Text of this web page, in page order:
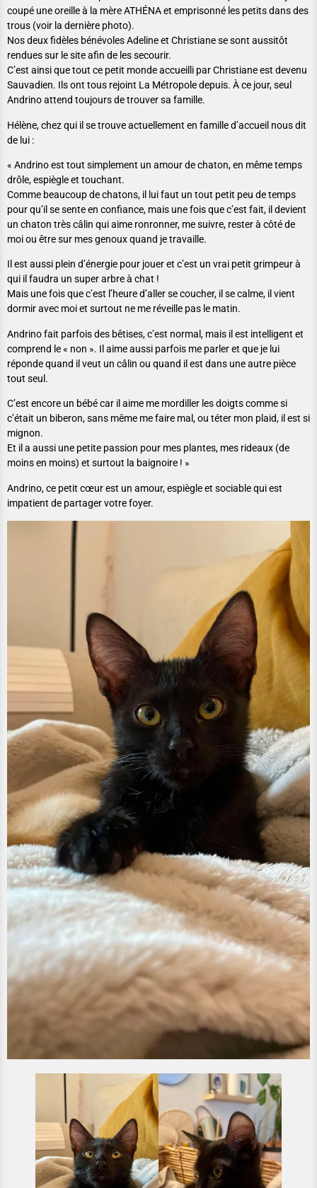
coupé une oreille à la mère ATHÉNA et emprisonné les petits dans des
trous (voir la dernière photo).
Nos deux fidèles bénévoles Adeline et Christiane se sont aussitôt
rendues sur le site afin de les secourir.
C’est ainsi que tout ce petit monde accueilli par Christiane est devenu
Sauvadien. Ils ont tous rejoint La Métropole depuis. À ce jour, seul
Andrino attend toujours de trouver sa famille.
Hélène, chez qui il se trouve actuellement en famille d’accueil nous dit
de lui :
« Andrino est tout simplement un amour de chaton, en même temps
drôle, espiègle et touchant.
Comme beaucoup de chatons, il lui faut un tout petit peu de temps
pour qu’il se sente en confiance, mais une fois que c’est fait, il devient
un chaton très câlin qui aime ronronner, me suivre, rester à côté de
moi ou être sur mes genoux quand je travaille.
Il est aussi plein d’énergie pour jouer et c’est un vrai petit grimpeur à
qui il faudra un super arbre à chat !
Mais une fois que c’est l’heure d’aller se coucher, il se calme, il vient
dormir avec moi et surtout ne me réveille pas le matin.
Andrino fait parfois des bêtises, c’est normal, mais il est intelligent et
comprend le « non ». Il aime aussi parfois me parler et que je lui
réponde quand il veut un câlin ou quand il est dans une autre pièce
tout seul.
C’est encore un bébé car il aime me mordiller les doigts comme si
c’était un biberon, sans même me faire mal, ou téter mon plaid, il est si
mignon.
Et il a aussi une petite passion pour mes plantes, mes rideaux (de
moins en moins) et surtout la baignoire ! »
Andrino, ce petit cœur est un amour, espiègle et sociable qui est
impatient de partager votre foyer.